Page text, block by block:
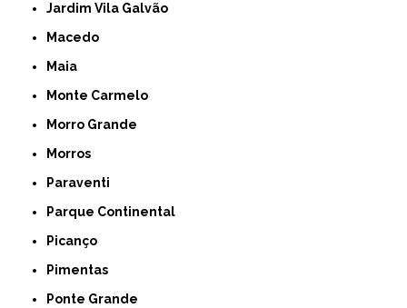
Jardim Vila Galvão
Macedo
Maia
Monte Carmelo
Morro Grande
Morros
Paraventi
Parque Continental
Picanço
Pimentas
Ponte Grande